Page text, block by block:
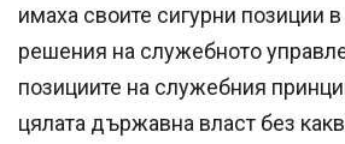
имаха своите сигурни позиции
решения на служебното
позициите на служебния
цялата държавна власт без